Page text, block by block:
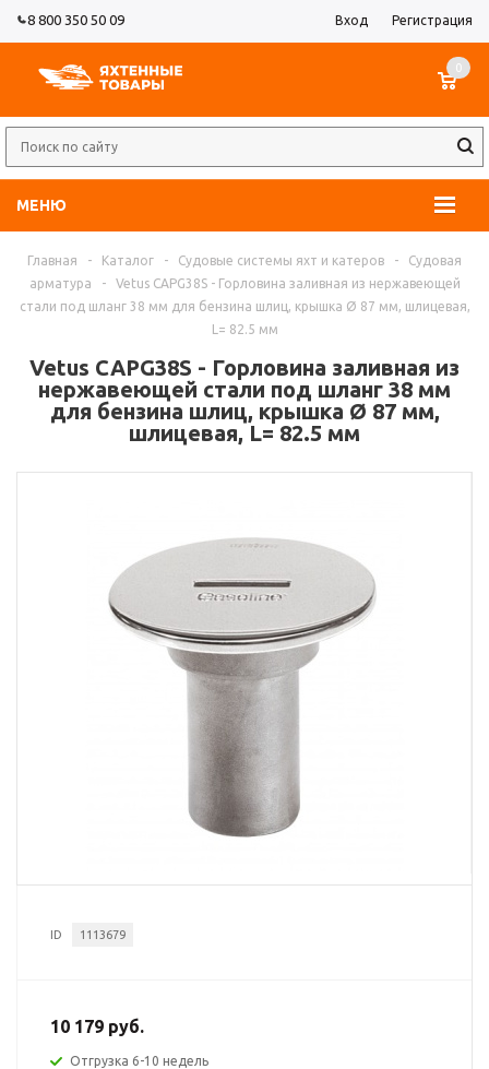
8 800 350 50 09 Вход Регистрация
МЕНЮ
0
Главная - Каталог - Судовые системы яхт и катеров -
Судовая
арматура
-
Vetus CAPG38S - Горловина заливная из нержавеющей
стали под шланг 38 мм для бензина шлиц, крышка Ø 87 мм, шлицевая,
L= 82.5 мм
Vetus CAPG38S - Горловина заливная из
нержавеющей стали под шланг 38 мм
для бензина шлиц, крышка Ø 87 мм,
шлицевая, L= 82.5 мм
ID 1113679
10 179 руб.
Отгрузка 6-10 недель